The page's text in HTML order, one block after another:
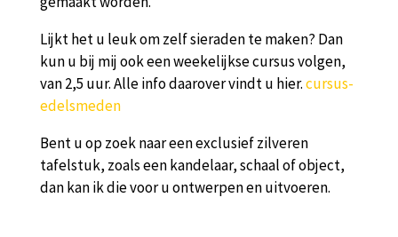
Lijkt het u leuk om zelf sieraden te maken? Dan
kun u bij mij ook een weekelijkse cursus volgen,
van 2,5 uur. Alle info daarover vindt u hier.cursus-
edelsmeden
Bent u op zoek naar een exclusief zilveren
tafelstuk, zoals een kandelaar, schaal of object,
dan kan ik die voor u ontwerpen en uitvoeren.